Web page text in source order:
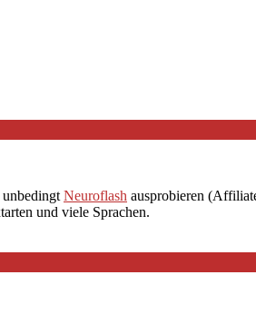
Neuroflash ausprobieren
und viele Sprachen.